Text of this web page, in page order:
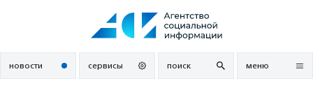
новости сервисы поиск меню